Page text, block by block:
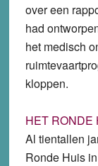
over een
had
het medisch
kloppen.
HET RONDE
Al tientallen
Ronde Huis